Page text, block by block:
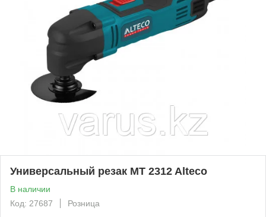
Универсальный резак MT 2312 Alteco
В наличии
Код: 27687
Розница